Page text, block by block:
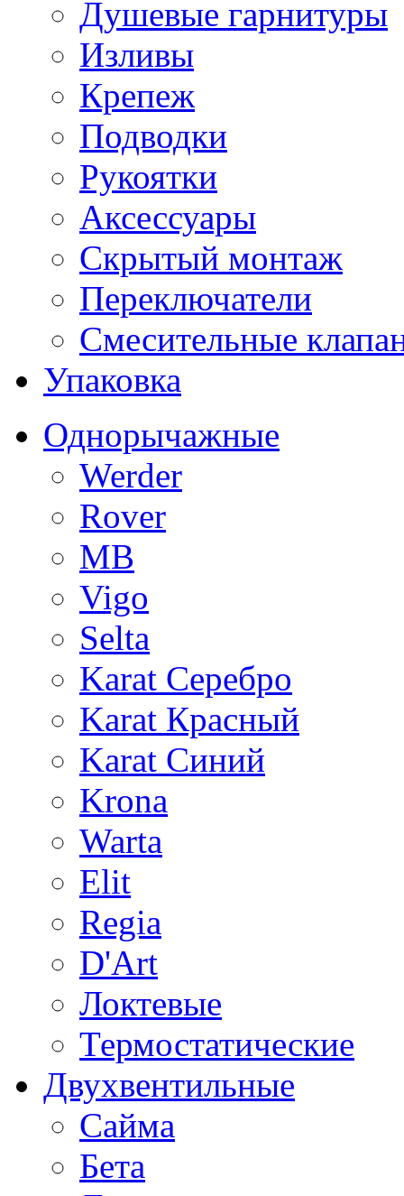
Душевые гарнитуры
Изливы
Крепеж
Подводки
Рукоятки
Аксессуары
Скрытый монтаж
Переключатели
Смесительные
Упаковка
Однорычажные
Werder
Rover
MB
Vigo
Selta
Karat Серебро
Karat Красный
Karat Синий
Krona
Warta
Elit
Regia
D'Art
Локтевые
Термостатические
Двухвентильные
Сайма
Бета